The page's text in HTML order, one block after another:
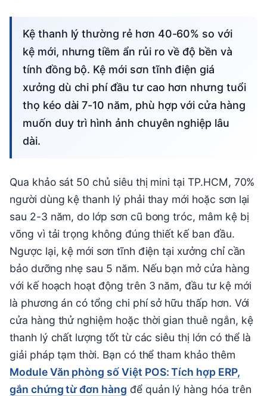
Kệ thanh lý thường rẻ hơn 40-60% so với
kệ mới, nhưng tiềm ẩn rủi ro về độ bền và
tính đồng bộ. Kệ mới sơn tĩnh điện giá
xưởng dù chi phí đầu tư cao hơn nhưng tuổi
thọ kéo dài 7-10 năm, phù hợp với cửa hàng
muốn duy trì hình ảnh chuyên nghiệp lâu
dài.
Qua khảo sát 50 chủ siêu thị mini tại TP.HCM, 70%
người dùng kệ thanh lý phải thay mới hoặc sơn lại
sau 2-3 năm, do lớp sơn cũ bong tróc, mâm kệ bị
võng vì tải trọng không đúng thiết kế ban đầu.
Ngược lại, kệ mới sơn tĩnh điện tại xưởng chỉ cần
bảo dưỡng nhẹ sau 5 năm. Nếu bạn mở cửa hàng
với kế hoạch hoạt động trên 3 năm, đầu tư kệ mới
là phương án có tổng chi phí sở hữu thấp hơn. Với
cửa hàng thử nghiệm hoặc thời gian thuê ngắn, kệ
thanh lý chất lượng tốt từ các siêu thị lớn có thể là
giải pháp tạm thời. Bạn có thể tham khảo thêm
Module Văn phòng số Việt POS: Tích hợp ERP,
gắn chứng từ đơn hàng để quản lý hàng hóa trên